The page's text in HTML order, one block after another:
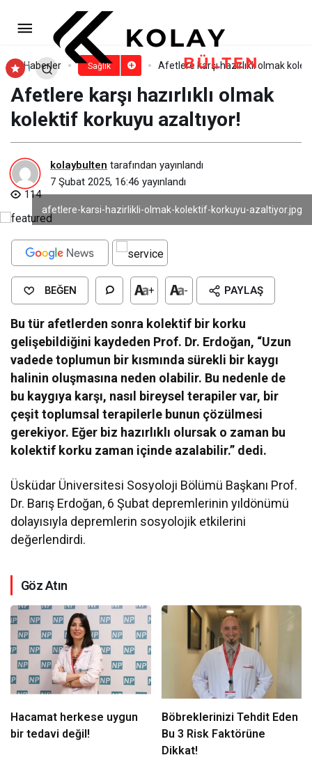
Haberler Sağlık Afetlere karşı hazırlıklı olmak
Afetlere karşı hazırlıklı olmak
kolektif korkuyu azaltıyor!
kolaybulten tarafından yayınlandı
7 Şubat 2025, 16:46 yayınlandı
114
afetlere-karsi-hazirlikli-olmak-kolektif-korkuyu-azaltiyor.jpg
BEĞEN + - PAYLAŞ
Bu tür afetlerden sonra kolektif bir korku
gelişebildiğini kaydeden Prof. Dr. Erdoğan, “Uzun
vadede toplumun bir kısmında sürekli bir kaygı
halinin oluşmasına neden olabilir. Bu nedenle de
bu kaygıya karşı, nasıl bireysel terapiler var, bir
çeşit toplumsal terapilerle bunun çözülmesi
gerekiyor. Eğer biz hazırlıklı olursak o zaman bu
kolektif korku zaman içinde azalabilir.” dedi.
Üsküdar Üniversitesi Sosyoloji Bölümü Başkanı Prof.
Dr. Barış Erdoğan, 6 Şubat depremlerinin yıldönümü
dolayısıyla depremlerin sosyolojik etkilerini
değerlendirdi.
Göz Atın
Hacamat herkese uygun
bir tedavi değil!
Böbreklerinizi Tehdit Eden
Bu 3 Risk Faktörüne
Dikkat!
Türkiye’nin Sembol Yapıları Mor
Alarm Verecek
Yorum Yap Paylaş